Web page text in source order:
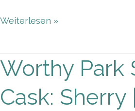
Weiterlesen »
Worthy Park
Cask: Sherry |
Worthy
Park
Special